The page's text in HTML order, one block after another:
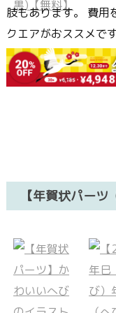
肢もあります。 費用
クエアがおススメで
【年賀状パー